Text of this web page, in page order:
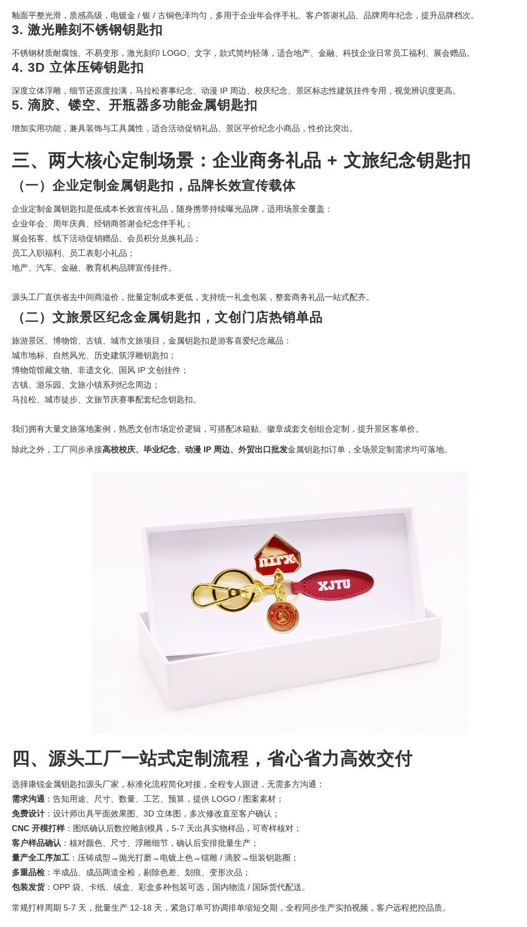
釉面平整光滑，质感高级，电镀金 / 银 / 古铜色泽均匀，多用于企业年会伴手礼、客户答谢礼品、品牌周年纪念，提升品牌档次。
3. 激光雕刻不锈钢钥匙扣
不锈钢材质耐腐蚀、不易变形，激光刻印 LOGO、文字，款式简约轻薄，适合地产、金融、科技企业日常员工福利、展会赠品。
4. 3D 立体压铸钥匙扣
深度立体浮雕，细节还原度拉满，马拉松赛事纪念、动漫 IP 周边、校庆纪念、景区标志性建筑挂件专用，视觉辨识度更高。
5. 滴胶、镂空、开瓶器多功能金属钥匙扣
增加实用功能，兼具装饰与工具属性，适合活动促销礼品、景区平价纪念小商品，性价比突出。
三、两大核心定制场景：企业商务礼品 + 文旅纪念钥匙扣
（一）企业定制金属钥匙扣，品牌长效宣传载体
企业定制金属钥匙扣是低成本长效宣传礼品，随身携带持续曝光品牌，适用场景全覆盖：
企业年会、周年庆典、经销商答谢会纪念伴手礼；
展会拓客、线下活动促销赠品、会员积分兑换礼品；
员工入职福利、员工表彰小礼品；
地产、汽车、金融、教育机构品牌宣传挂件。
源头工厂直供省去中间商溢价，批量定制成本更低，支持统一礼盒包装，整套商务礼品一站式配齐。
（二）文旅景区纪念金属钥匙扣，文创门店热销单品
旅游景区、博物馆、古镇、城市文旅项目，金属钥匙扣是游客喜爱纪念藏品：
城市地标、自然风光、历史建筑浮雕钥匙扣；
博物馆馆藏文物、非遗文化、国风 IP 文创挂件；
古镇、游乐园、文旅小镇系列纪念周边；
马拉松、城市徒步、文旅节庆赛事配套纪念钥匙扣。
我们拥有大量文旅落地案例，熟悉文创市场定价逻辑，可搭配冰箱贴、徽章成套文创组合定制，提升景区客单价。
除此之外，工厂同步承接高校校庆、毕业纪念、动漫 IP 周边、外贸出口批发金属钥匙扣订单，全场景定制需求均可落地。
四、源头工厂一站式定制流程，省心省力高效交付
选择康锐金属钥匙扣源头厂家，标准化流程简化对接，全程专人跟进，无需多方沟通：
需求沟通 ：告知用途、尺寸、数量、工艺、预算，提供 LOGO / 图案素材；
免费设计 ：设计师出具平面效果图、3D 立体图，多次修改直至客户确认；
CNC 开模打样：图纸确认后数控雕刻模具，5-7 天出具实物样品，可寄样核对；
客户样品确认 ：核对颜色、尺寸、浮雕细节，确认后安排批量生产；
量产全工序加工 ：压铸成型→抛光打磨→电镀上色→镭雕 / 滴胶→组装钥匙圈；
多重品检 ：半成品、成品两道全检，剔除色差、划痕、变形次品；
包装发货：OPP 袋、卡纸、绒盒、彩盒多种包装可选，国内物流 / 国际货代配送。
常规打样周期 5-7 天，批量生产 12-18 天，紧急订单可协调排单缩短交期，全程同步生产实拍视频，客户远程把控品质。